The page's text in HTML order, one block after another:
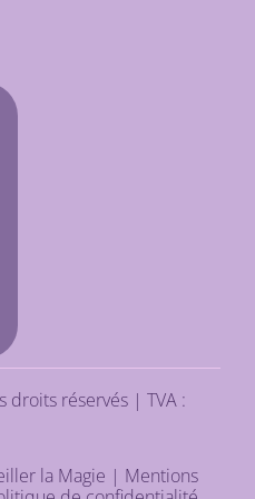
droits réservés | TVA :
la Magie | Mentions